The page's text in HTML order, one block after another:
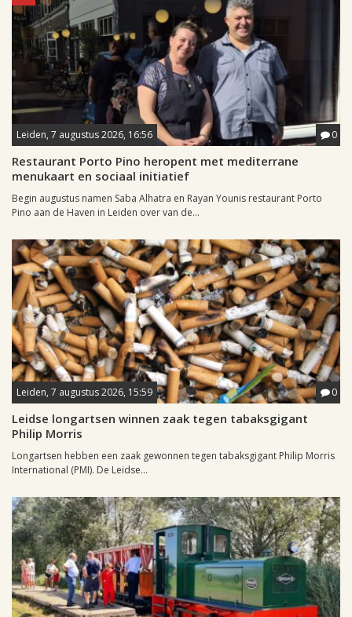
Leiden, 7 augustus 2026, 16:56 0
Restaurant Porto Pino heropent met mediterrane
menukaart en sociaal initiatief
Begin augustus namen Saba Alhatra en Rayan Younis restaurant Porto
Pino aan de Haven in Leiden over van de...
Leiden, 7 augustus 2026, 15:59 0
Leidse longartsen winnen zaak tegen tabaksgigant
Philip Morris
Longartsen hebben een zaak gewonnen tegen tabaksgigant Philip Morris
International (PMI). De Leidse...